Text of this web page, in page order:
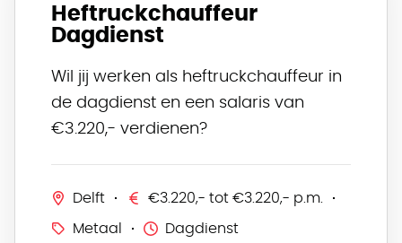
Heftruckchauffeur
Dagdienst
Wil jij werken als heftruckchauffeur in
de dagdienst en een salaris van
€3.220,- verdienen?
Delft €3.220,- tot €3.220,- p.m.
Metaal Dagdienst